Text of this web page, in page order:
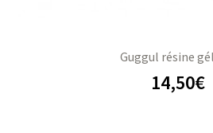
Guggul résine
14,50€